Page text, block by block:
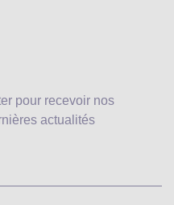
pour recevoir nos
actualités